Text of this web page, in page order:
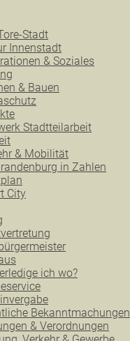
Stadt
Innenstadt
& Soziales
& Bauen
Stadtteilarbeit
& Mobilität
in Zahlen
City
ich wo?
Bekanntmachungen
& Verordnungen